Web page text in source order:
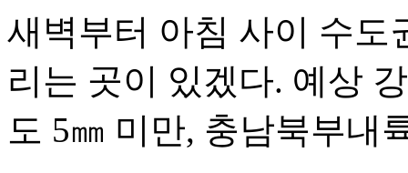
새벽부터 아침 사이 수도
리는 곳이 있겠다. 예상
도 5㎜ 미만, 충남북부내